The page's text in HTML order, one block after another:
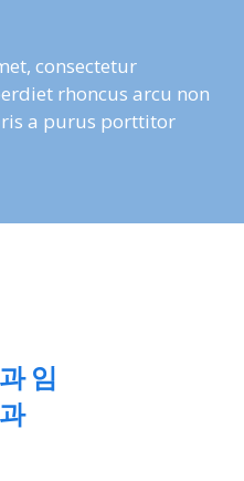
consectetur
rhoncus arcu non
a purus porttitor
임